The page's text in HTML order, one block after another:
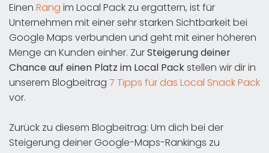
Einen Rang im Local Pack zu ergattern, ist für
Unternehmen mit einer sehr starken Sichtbarkeit bei
Google Maps verbunden und geht mit einer höheren
Menge an Kunden einher. ZurSteigerung deiner
Chance auf einen Platz im Local Packstellen wir dir in
unserem Blogbeitrag 7 Tipps für das Local Snack Pack
vor.
Zurück zu diesem Blogbeitrag: Um dich bei der
Steigerung deiner Google-Maps-Rankings zu